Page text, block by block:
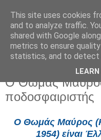
Πέμπτη 2 Ιουλίου 2026
Ο Θωμάς
ποδοσφαιριστής
Ο Θωμάς Μαύρος
1954) είναι
This site uses cookies
and to analyze traffic.
shared with Google
metrics to ensure
statistics, and to detect